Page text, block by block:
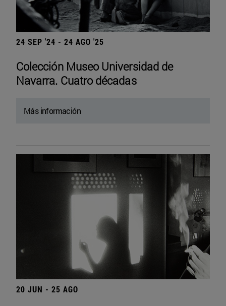
24 SEP '24 - 24 AGO '25
Colección Museo Universidad de
Navarra. Cuatro décadas
Más información
20 JUN - 25 AGO